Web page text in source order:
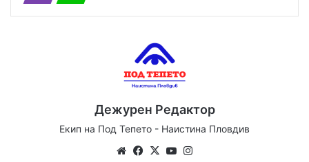
Дежурен Редактор
Екип на Под Тепето - Наистина Пловдив
WebsiteFacebook
X YouTube